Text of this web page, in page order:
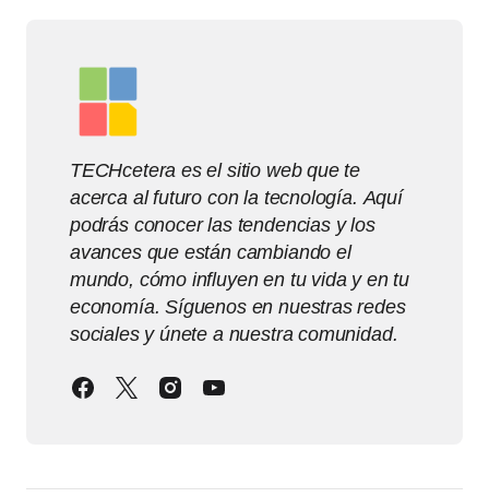
TECHcetera es el sitio web que te
acerca al futuro con la tecnología. Aquí
podrás conocer las tendencias y los
avances que están cambiando el
mundo, cómo influyen en tu vida y en tu
economía. Síguenos en nuestras redes
sociales y únete a nuestra comunidad.